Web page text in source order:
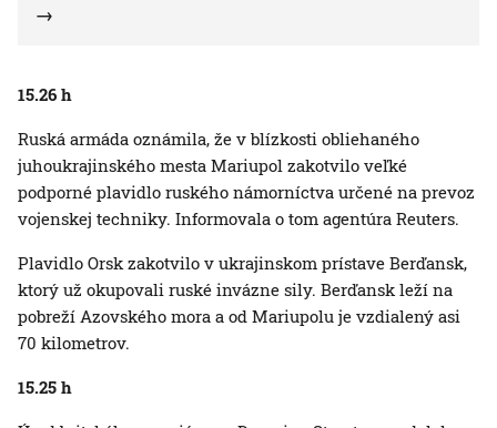
15.26 h
Ruská armáda oznámila, že v blízkosti obliehaného
juhoukrajinského mesta Mariupol zakotvilo veľké
podporné plavidlo ruského námorníctva určené na prevoz
vojenskej techniky. Informovala o tom agentúra Reuters.
Plavidlo Orsk zakotvilo v ukrajinskom prístave Berďansk,
ktorý už okupovali ruské invázne sily. Berďansk leží na
pobreží Azovského mora a od Mariupolu je vzdialený asi
70 kilometrov.
15.25 h